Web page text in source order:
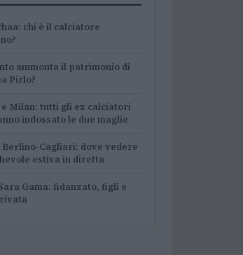
chi è il calciatore
ammonta il patrimonio di
Pirlo?
Milan: tutti gli ex calciatori
indossato le due maglie
Berlino-Cagliari: dove vedere
estiva in diretta
Gama: fidanzato, figli e